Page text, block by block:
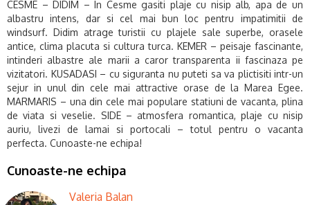
CESME – DIDIM – In Cesme gasiti plaje cu nisip alb, apa de un
albastru intens, dar si cel mai bun loc pentru impatimitii de
windsurf. Didim atrage turistii cu plajele sale superbe, orasele
antice, clima placuta si cultura turca. KEMER – peisaje fascinante,
intinderi albastre ale marii a caror transparenta ii fascinaza pe
vizitatori. KUSADASI – cu siguranta nu puteti sa va plictisiti intr-un
sejur in unul din cele mai attractive orase de la Marea Egee.
MARMARIS – una din cele mai populare statiuni de vacanta, plina
de viata si veselie. SIDE – atmosfera romantica, plaje cu nisip
auriu, livezi de lamai si portocali – totul pentru o vacanta
perfecta. Cunoaste-ne echipa!
Cunoaste-ne echipa
Valeria Balan